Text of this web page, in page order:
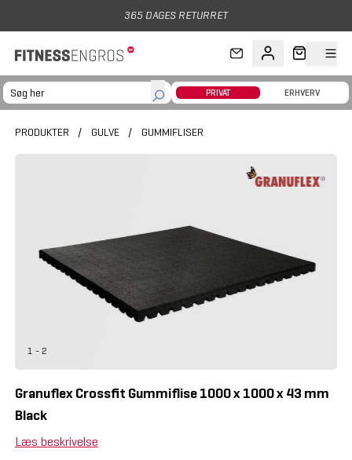
365 DAGES RETURRET
PRIVAT ERHVERV
PRODUKTER / GULVE / GUMMIFLISER
1 - 2
Granuflex Crossfit Gummiflise 1000 x 1000 x 43 mm
Black
Læs beskrivelse